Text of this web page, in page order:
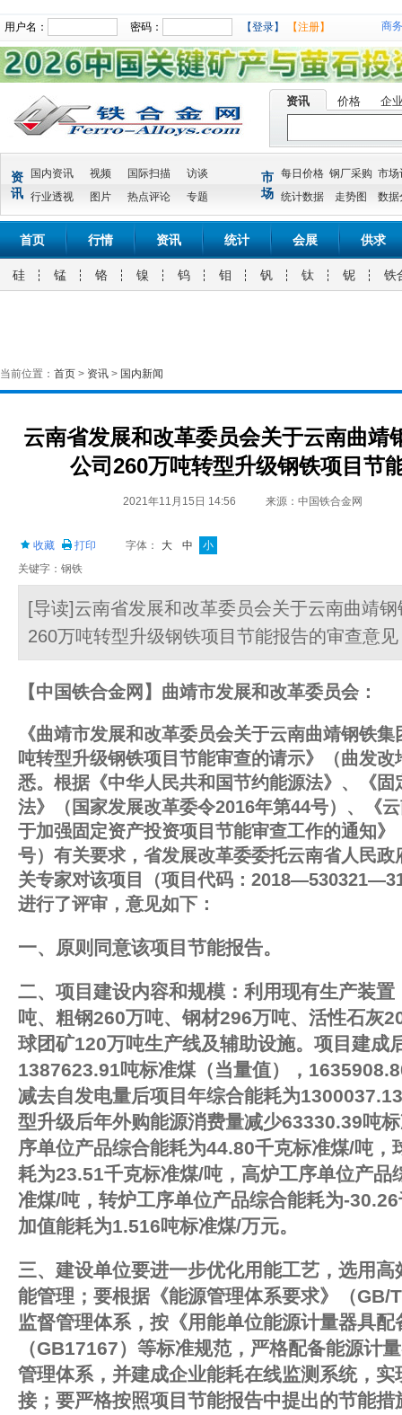
用户名： 密码： 【登录】 【注册】 商
资讯 价格 企
资
讯
国内资讯 视频 国际扫描
访谈
行业透视
图片 热点评论 专题
市
场
每日价格 钢厂采购 市场
统计数据
走势图 数据
首页 行情 资讯 统计 会展 供求
硅 锰 铬 镍 钨 钼 钒 钛 铌 铁
当前位置： 首页 > 资讯 > 国内新闻
云南省发展和改革委员会关于云南曲靖
公司260万吨转型升级钢铁项目节
2021年11月15日 14:56 来源：中国铁合金网
收藏 打印 字体： 大 中
小
关键字：钢铁
[导读]云南省发展和改革委员会关于云南曲靖
260万吨转型升级钢铁项目节能报告的审查意见
【中国铁合金网】 曲靖市发展和改革委员会：
《曲靖市发展和改革委员会关于云南曲靖钢铁
吨转型升级钢铁项目节能审查的请示》（曲发
悉。根据《中华人民共和国节约能源法》、《
法》（国家发展改革委令2016年第44号）、《
于加强固定资产投资项目节能审查工作的通知
号）有关要求，省发展改革委委托云南省人民
关专家对该项目（项目代码：
进行了评审，意见如下：
一、原则同意该项目节能报告。
二、项目建设内容和规模：利用现有生产装
吨、粗钢260万吨、钢材296万吨、活性石灰
球团矿120万吨生产线及辅助设施。项目建成
1387623.91吨标准煤（当量值），
减去自发电量后项目年综合能耗为
型升级后年外购能源消费量减少63330.39吨
序单位产品综合能耗为44.80千克标准煤/吨，
耗为23.51千克标准煤/吨，高炉工序单位产品
准煤/吨，转炉工序单位产品综合能耗为-
加值能耗为1.516吨标准煤/万元。
三、建设单位要进一步优化用能工艺，选用
能管理；要根据《能源管理体系要求》（GB/
监督管理体系，按《用能单位能源计量器具配
（GB17167）等标准规范，严格配备能源计
管理体系，并建成企业能耗在线监测系统，
接；要严格按照项目节能报告中提出的节能